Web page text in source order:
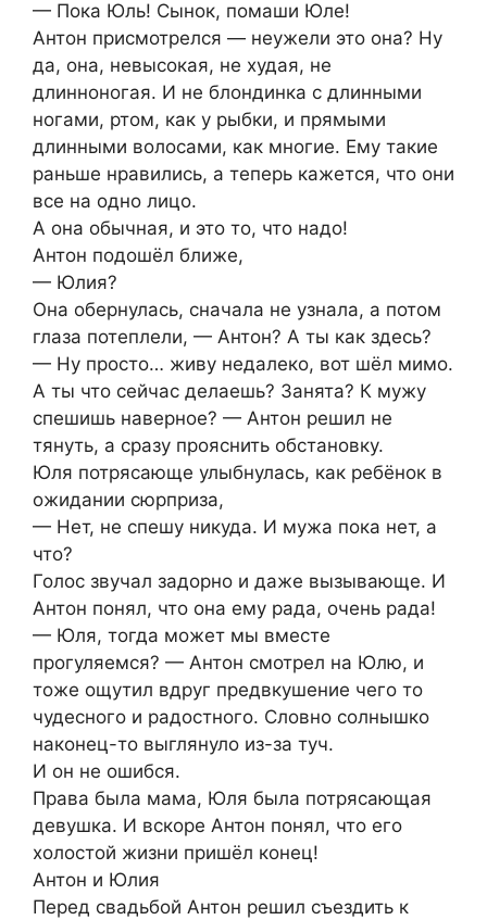
— Пока Юль! Сынок, помаши Юле!
Антон присмотрелся — неужели это она? Ну
да, она, невысокая, не худая, не
длинноногая. И не блондинка с длинными
ногами, ртом, как у рыбки, и прямыми
длинными волосами, как многие. Ему такие
раньше нравились, а теперь кажется, что они
все на одно лицо.
А она обычная, и это то, что надо!
Антон подошёл ближе,
— Юлия?
Она обернулась, сначала не узнала, а потом
глаза потеплели, — Антон? А ты как здесь?
— Ну просто… живу недалеко, вот шёл мимо.
А ты что сейчас делаешь? Занята? К мужу
спешишь наверное? — Антон решил не
тянуть, а сразу прояснить обстановку.
Юля потрясающе улыбнулась, как ребёнок в
ожидании сюрприза,
— Нет, не спешу никуда. И мужа пока нет, а
что?
Голос звучал задорно и даже вызывающе. И
Антон понял, что она ему рада, очень рада!
— Юля, тогда может мы вместе
прогуляемся? — Антон смотрел на Юлю, и
тоже ощутил вдруг предвкушение чего то
чудесного и радостного. Словно солнышко
наконец-то выглянуло из-за туч.
И он не ошибся.
Права была мама, Юля была потрясающая
девушка. И вскоре Антон понял, что его
холостой жизни пришёл конец!
Антон и Юлия
Перед свадьбой Антон решил съездить к